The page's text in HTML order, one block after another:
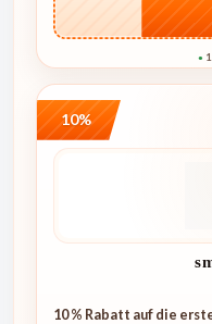
●
10%
10 % Rabatt auf die